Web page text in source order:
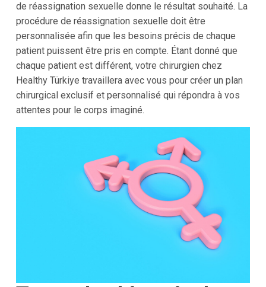
de réassignation sexuelle donne le résultat souhaité. La
procédure de réassignation sexuelle doit être
personnalisée afin que les besoins précis de chaque
patient puissent être pris en compte. Étant donné que
chaque patient est différent, votre chirurgien chez
Healthy Türkiye travaillera avec vous pour créer un plan
chirurgical exclusif et personnalisé qui répondra à vos
attentes pour le corps imaginé.